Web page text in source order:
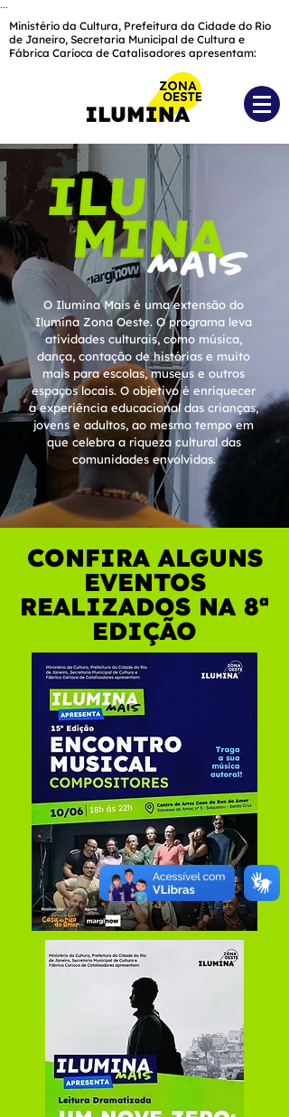
Ministério da Cultura, Prefeitura da Cidade do Rio
de Janeiro, Secretaria Municipal de Cultura e
Fábrica Carioca de Catalisadores apresentam:
O Ilumina Mais é uma extensão do
Ilumina Zona Oeste. O programa leva
atividades culturais, como música,
dança, contação de histórias e muito
mais para escolas, museus e outros
espaços locais. O objetivo é enriquecer
a experiência educacional das crianças,
jovens e adultos, ao mesmo tempo em
que celebra a riqueza cultural das
comunidades envolvidas.
CONFIRA ALGUNS
EVENTOS
REALIZADOS NA 8ª
EDIÇÃO